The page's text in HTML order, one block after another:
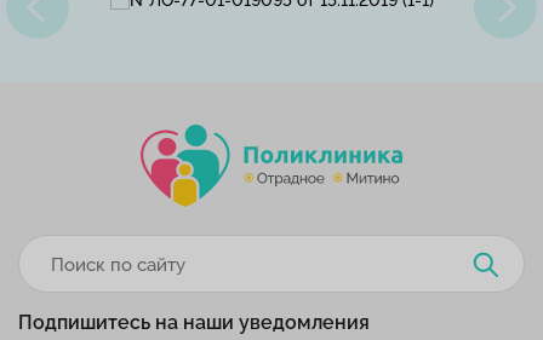
Подпишитесь на наши уведомления